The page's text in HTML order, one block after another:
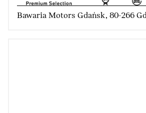
Bawaria Motors Gdańsk, 80-266